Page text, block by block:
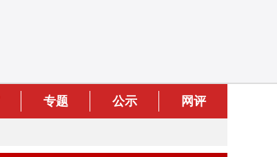
专题 公示 网评